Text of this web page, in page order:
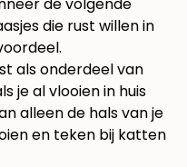
de volgende
die rust willen in
als onderdeel van
je al vlooien in huis
alleen de hals van je
en teken bij katten